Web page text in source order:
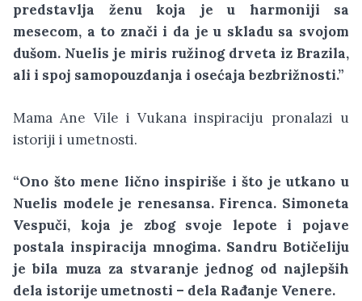
predstavlja ženu koja je u harmoniji sa
mesecom, a to znači i da je u skladu sa svojom
dušom. Nuelis je miris ružinog drveta iz Brazila,
ali i spoj samopouzdanja i osećaja bezbrižnosti.”
Mama Ane Vile i Vukana inspiraciju pronalazi u
istoriji i umetnosti.
“Ono što mene lično inspiriše i što je utkano u
Nuelis modele je renesansa. Firenca. Simoneta
Vespuči, koja je zbog svoje lepote i pojave
postala inspiracija mnogima. Sandru Botičeliju
je bila muza za stvaranje jednog od najlepših
dela istorije umetnosti – dela Rađanje Venere.